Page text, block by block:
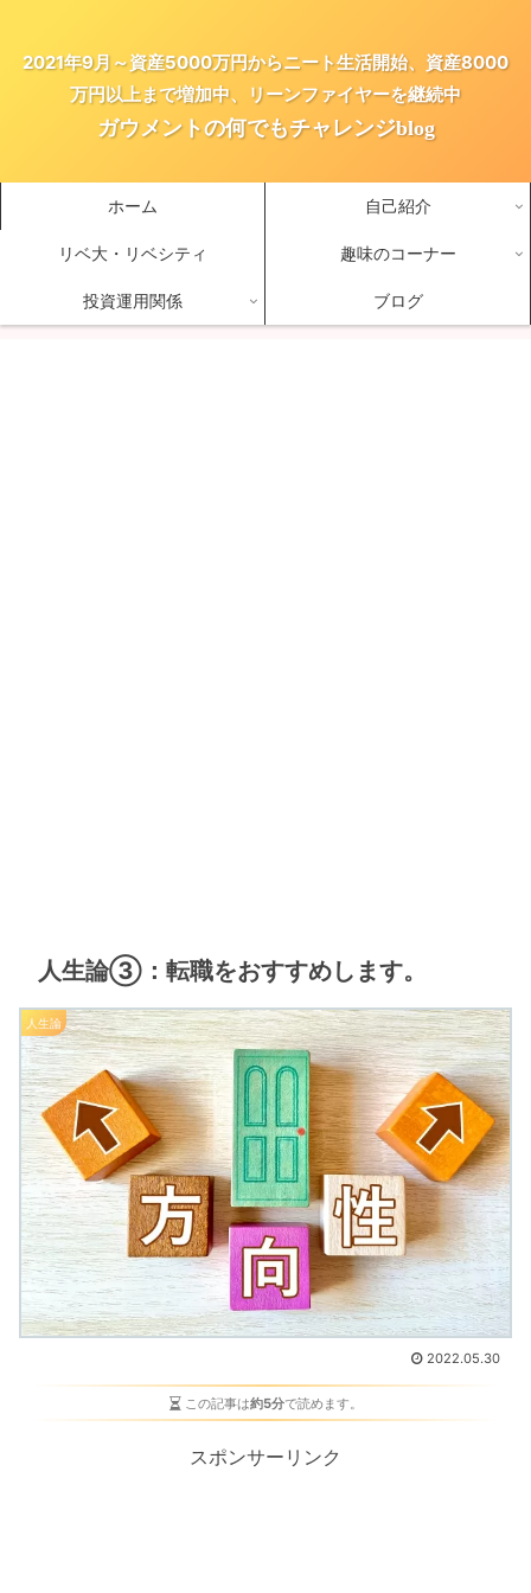
2021年9月～資産5000万円からニート生活開始、資産8000
万円以上まで増加中、リーンファイヤーを継続中
ガウメントの何でもチャレンジblog
ホーム 自己紹介
リベ大・リベシティ 趣味のコーナー
投資運用関係 ブログ
人生論③：転職をおすすめします。
人生論
2022.05.30
この記事は約5分で読めます。
スポンサーリンク